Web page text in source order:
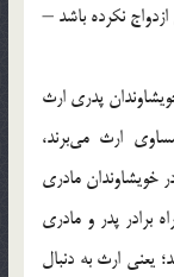
نکرده باشد –
پدری ارث
ارث می‌برند،
خویشاوندان مادری
برادر پدر و مادری
یعنی ارث به دنبال